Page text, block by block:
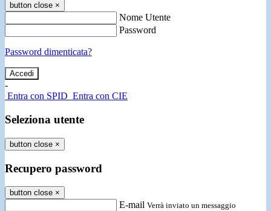
button close ×
Nome Utente
Password
Password dimenticata?
-
Entra con SPID Entra con CIE
Seleziona utente
button close ×
Recupero password
button close ×
E-mail Verrà inviato un messaggio